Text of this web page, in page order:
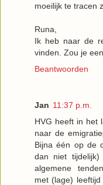
moeilijk te tracen
Runa,
Ik heb naar de
vinden. Zou je
Beantwoorden
Jan 11:37 p.m.
HVG heeft in het
naar de
Bijna één op de
dan niet
algemene
met (lage)